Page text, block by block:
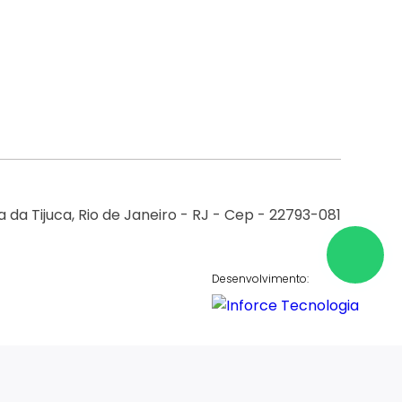
Tijuca, Rio de Janeiro - RJ - Cep - 22793-081
Desenvolvimento: